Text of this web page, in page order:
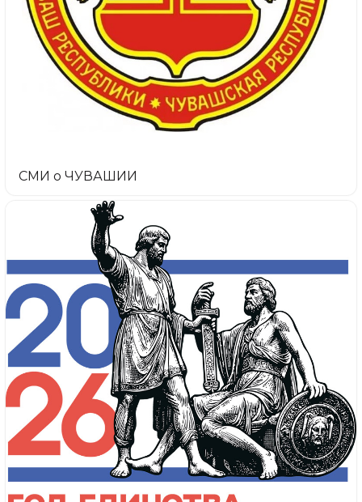
СМИ о ЧУВАШИИ